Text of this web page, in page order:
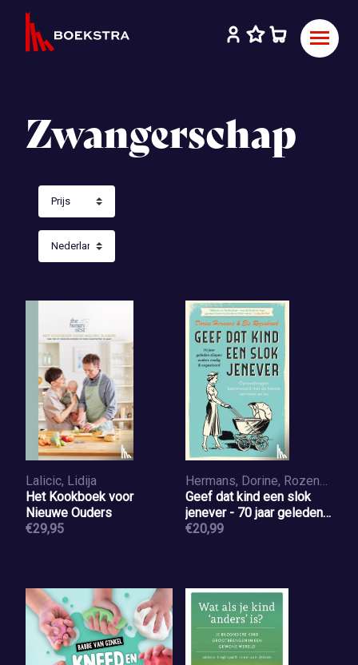
Zwangerschap
Lalicic, Lidija
Het Kookboek voor
Nieuwe Ouders
€29,95
Hermans, Dorine, Rozenbroek, Els
Geef dat kind een slok
jenever - 70 jaar geleden
sliepen ouders vredig &
€20,99